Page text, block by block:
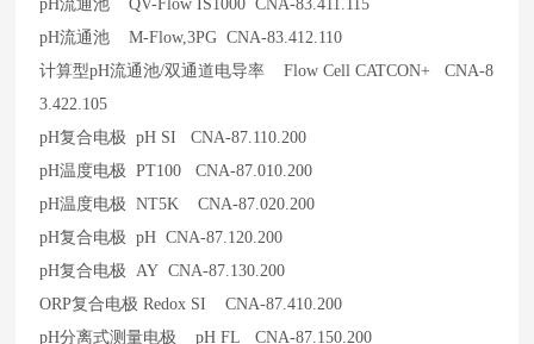
pH流通池 QV-Flow IS1000 CNA-83.411.115
pH流通池 M-Flow,3PG CNA-83.412.110
计算型pH流通池/双通道电导率 Flow Cell CATCON+ CNA-8
3.422.105
pH复合电极 pH SI CNA-87.110.200
pH温度电极 PT100 CNA-87.010.200
pH温度电极 NT5K CNA-87.020.200
pH复合电极 pH CNA-87.120.200
pH复合电极 AY CNA-87.130.200
ORP复合电极 Redox SI CNA-87.410.200
pH分离式测量电极 pH FL CNA-87.150.200